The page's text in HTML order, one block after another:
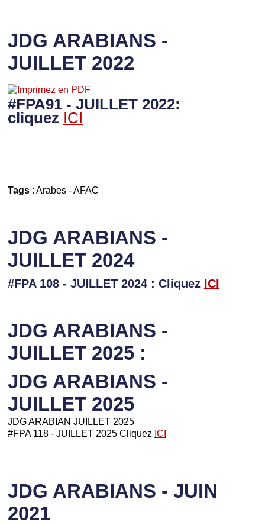
JDG ARABIANS -
JUILLET 2022
#FPA91 - JUILLET 2022:
cliquez ICI
Tags: Arabes-AFAC
JDG ARABIANS -
JUILLET 2024
#FPA 108 - JUILLET 2024 : Cliquez ICI
JDG ARABIANS -
JUILLET 2025 :
JDG ARABIANS -
JUILLET 2025
JDG ARABIAN JUILLET 2025
#FPA 118 - JUILLET 2025 Cliquez ICI
JDG ARABIANS - JUIN
2021